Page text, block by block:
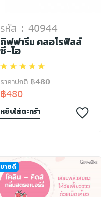
รหัส : 40944
กิฟฟารีน คลอโรฟิลล์
ซี-โอ
ราคาปกติ ฿480
฿480
หยิบใส่ตะกร้า
ขายดี